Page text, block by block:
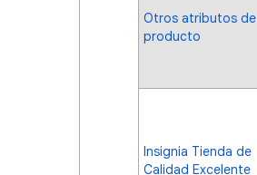
Otros atributos de
producto
Insignia Tienda de
Calidad Excelente